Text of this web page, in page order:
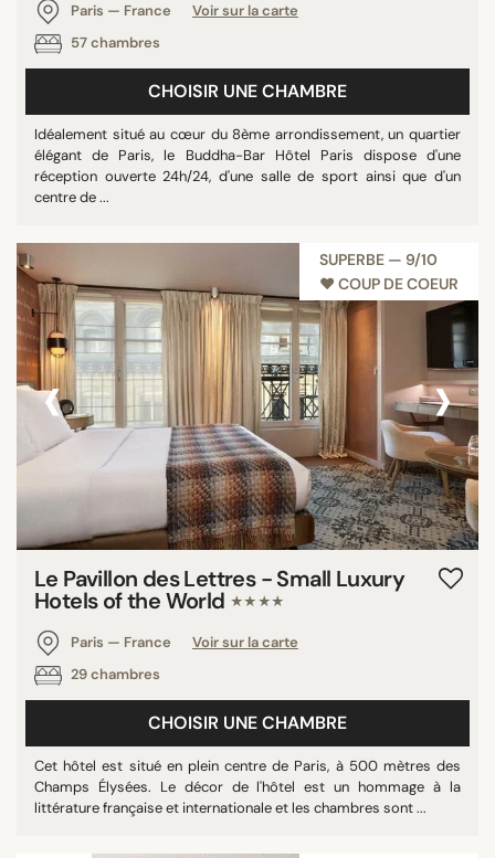
Paris — France
Voir sur la carte
57 chambres
CHOISIR UNE CHAMBRE
Idéalement situé au cœur du 8ème arrondissement, un quartier
élégant de Paris, le Buddha-Bar Hôtel Paris dispose d'une
réception ouverte 24h/24, d'une salle de sport ainsi que d'un
centre de ...
SUPERBE — 9/10
♥︎ COUP DE COEUR
‹ ›
Le Pavillon des Lettres - Small Luxury
Hotels of the World ★★★★
Paris — France
Voir sur la carte
29 chambres
CHOISIR UNE CHAMBRE
Cet hôtel est situé en plein centre de Paris, à 500 mètres des
Champs Élysées. Le décor de l'hôtel est un hommage à la
littérature française et internationale et les chambres sont ...